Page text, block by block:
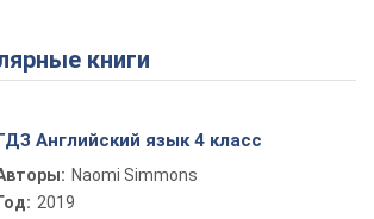
Play Video
книги
Английский язык 4 класс
Naomi Simmons
Год: 2019